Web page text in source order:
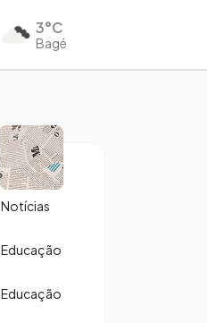
3°C
Bagé
Notícias
Educação
Educação